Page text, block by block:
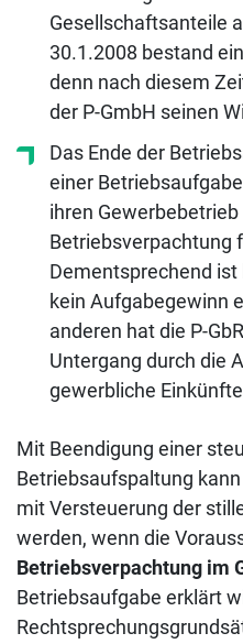
Gesellschaftsanteile
30.1.2008 bestand
denn nach diesem
der P-GmbH seinen
Das Ende der
einer
ihren
Betriebsverpachtung
Dementsprechend ist
kein Aufgabegewinn
anderen hat die P-
Untergang durch die
gewerbliche
Mit Beendigung einer
Betriebsaufspaltung
mit Versteuerung der
werden, wenn die
Betriebsverpachtung im
Betriebsaufgabe erklärt